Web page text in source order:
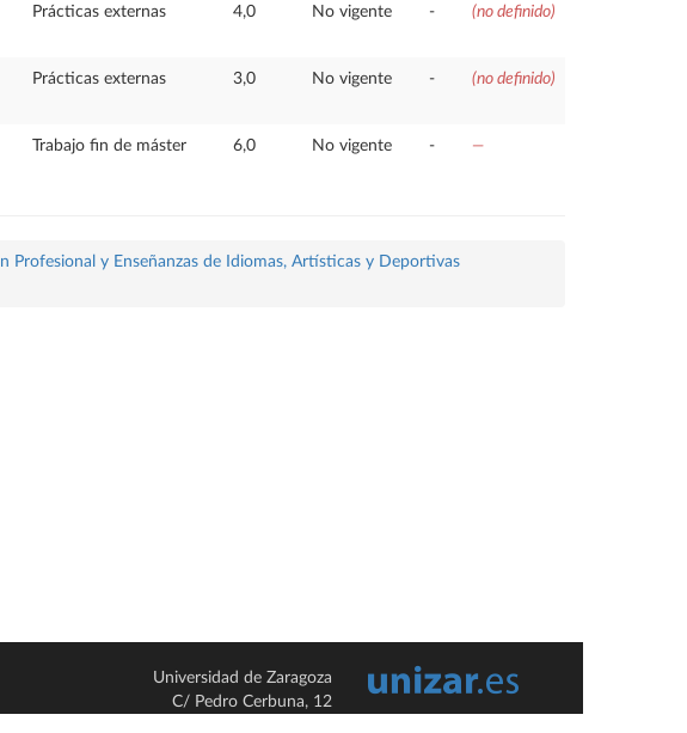
Prácticas externas 4,0 No vigente - (no definido)
Prácticas externas 3,0 No vigente - (no definido)
Trabajo fin de máster 6,0 No vigente - —
Profesional y Enseñanzas de Idiomas, Artísticas y Deportivas
Universidad de Zaragoza
C/ Pedro Cerbuna, 12